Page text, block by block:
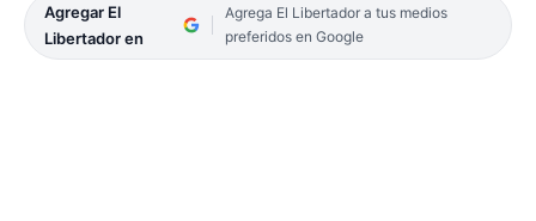
Agregar El
Libertador en
Agrega El Libertador a tus medios
preferidos en Google